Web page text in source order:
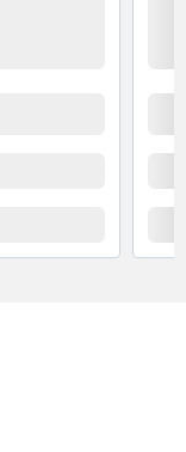
nước ra tinh
nước bị rò rỉ
lợi, giúp bạn